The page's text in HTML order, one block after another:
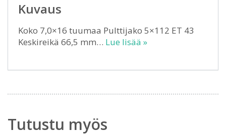
Kuvaus
Koko 7,0×16 tuumaa Pulttijako 5×112 ET 43
Keskireikä 66,5 mm… Lue lisää »
Tutustu myös